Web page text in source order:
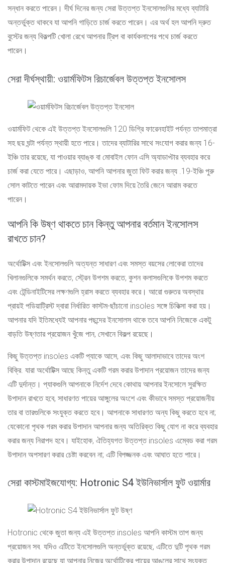
সন্ধান করতে পারেন। দীর্ঘ দিনের জন্য সেরা উত্তপ্ত ইনসোলগুলির মধ্যে ব্যাটারি
অন্তর্ভুক্ত থাকবে যা আপনি গাড়িতে চার্জ করতে পারেন। এর অর্থ হল আপনি দ্রুত
বুস্টের জন্য বিকল্পটি খোলা রেখে আপনার ট্রিপ বা কার্যকলাপের পথে চার্জ করতে
পারেন।
সেরা দীর্ঘস্থায়ী: ওয়ার্মফিটস রিচার্জেবল উত্তপ্ত ইনসোলস
ওয়ার্মফিট থেকে এই উত্তপ্ত ইনসোলগুলি 120 ডিগ্রি ফারেনহাইট পর্যন্ত তাপমাত্রা
সহ ছয় ঘন্টা পর্যন্ত স্থায়ী হতে পারে। তাদের ব্যাটারির সাথে সংযোগ করার জন্য 16-
ইঞ্চি তার রয়েছে, যা পাওয়ার ব্যাঙ্ক বা মোবাইল ফোন এসি অ্যাডাপ্টার ব্যবহার করে
চার্জ করা যেতে পারে। এছাড়াও, আপনি আপনার জুতা ফিট করার জন্য .19-ইঞ্চি পুরু
সোল কাটতে পারেন এবং আরামদায়ক ইভা ফোম দিয়ে তৈরি জেনে আরাম করতে
পারেন।
আপনি কি উষ্ণ থাকতে চান কিন্তু আপনার বর্তমান ইনসোলস
রাখতে চান?
অর্থোটিক্স এবং ইনসোলগুলি অত্যন্ত সাধারণ এবং সমস্ত বয়সের লোকেরা তাদের
খিলানগুলিকে সমর্থন করতে, স্ট্রেন উপশম করতে, কুশন কলাসগুলিকে উপশম করতে
এবং টেন্ডিনাইটিসের লক্ষণগুলি হ্রাস করতে ব্যবহার করে। আরো গুরুতর অবস্থার
প্রায়ই পডিয়াট্রিস্ট দ্বারা নির্ধারিত কাস্টম-ছাঁচানো insoles সঙ্গে চিকিত্সা করা হয়।
আপনার যদি ইতিমধ্যেই আপনার পছন্দের ইনসোলস থাকে তবে আপনি নিজেকে একটু
বাড়তি উষ্ণতার প্রয়োজন খুঁজে পান, সেখানে বিকল্প রয়েছে।
কিছু উত্তপ্ত insoles একটি প্যাকে আসে, এবং কিছু আলাদাভাবে তাদের অংশ
বিক্রি. যারা অর্থোটিক্স আছে কিন্তু একটি গরম করার উপাদান প্রয়োজন তাদের জন্য
এটি দুর্দান্ত। প্যাকগুলি আপনাকে নির্দেশ দেবে কোথায় আপনার ইনসোলে সুরক্ষিত
উপাদান রাখতে হবে, সাধারণত পায়ের আঙ্গুলের অংশে এবং কীভাবে সমস্ত প্রয়োজনীয়
তার বা তারগুলিকে সংযুক্ত করতে হবে। আপনাকে সাধারণত অন্য কিছু করতে হবে না;
যেকোনো পৃথক গরম করার উপাদান আপনার জন্য অতিরিক্ত কিছু যোগ না করে ব্যবহার
করার জন্য নিরাপদ হবে। যাইহোক, ঐতিহ্যগত উত্তপ্ত insoles এম্বেড করা গরম
উপাদান অপসারণ করার চেষ্টা করবেন না; এটি বিপজ্জনক এবং আঘাত হতে পারে।
সেরা কাস্টমাইজযোগ্য: Hotronic S4 ইউনিভার্সাল ফুট ওয়ার্মার
Hotronic থেকে জুতা জন্য এই উত্তপ্ত insoles আপনি কাস্টম তাপ জন্য
প্রয়োজন সব. যদিও এটিতে ইনসোলগুলি অন্তর্ভুক্ত রয়েছে, এটিতে দুটি পৃথক গরম
করার উপাদান রয়েছে যা আপনার নিজের অর্থোটিকের পায়ের আঙুলের সাথে সংযুক্ত